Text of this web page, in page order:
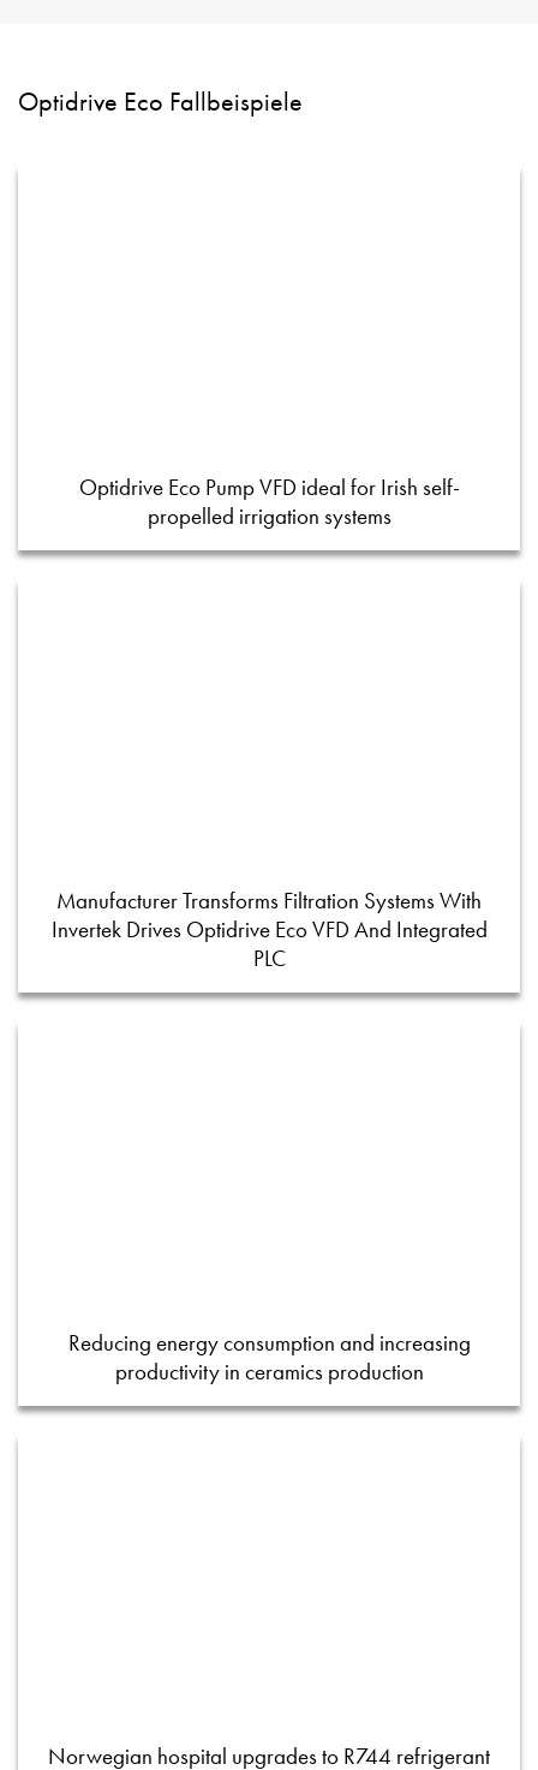
Optidrive Eco Fallbeispiele
Optidrive Eco Pump VFD ideal for Irish self-
propelled irrigation systems
Manufacturer Transforms Filtration Systems With
Invertek Drives Optidrive Eco VFD And Integrated
PLC
Reducing energy consumption and increasing
productivity in ceramics production
Norwegian hospital upgrades to R744 refrigerant